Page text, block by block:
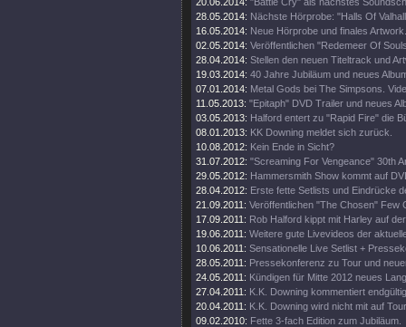
28.05.2014: Nächste Hörprobe: "Halls Of
16.05.2014: Neue Hörprobe und finales Artwork.
02.05.2014: Veröffentlichen "Redemeer Of
28.04.2014: Stellen den neuen Titeltrack und
19.03.2014: 40 Jahre Jubiläum und neues
07.01.2014: Metal Gods bei The Simpsons.
11.05.2013: "Epitaph" DVD Trailer und neues
03.05.2013: Halford entert zu "Rapid Fire" die
08.01.2013: KK Downing meldet sich zurück.
10.08.2012: Kein Ende in Sicht?
31.07.2012: "Screaming For Vengeance" 30th
29.05.2012: Hammersmith Show kommt auf
28.04.2012: Erste fette Setlists und Eindrücke
21.09.2011: Veröffentlichen "The Chosen" Few
17.09.2011: Rob Halford kippt mit Harley auf
19.06.2011: Weitere gute Livevideos der
10.06.2011: Sensationelle Live Setlist +
28.05.2011: Pressekonferenz zu Tour und
24.05.2011: Kündigen für Mitte 2012 neues
27.04.2011: K.K. Downing kommentiert
20.04.2011: K.K. Downing wird nicht mit auf
09.02.2010: Fette 3-fach Edition zum Jubiläum.